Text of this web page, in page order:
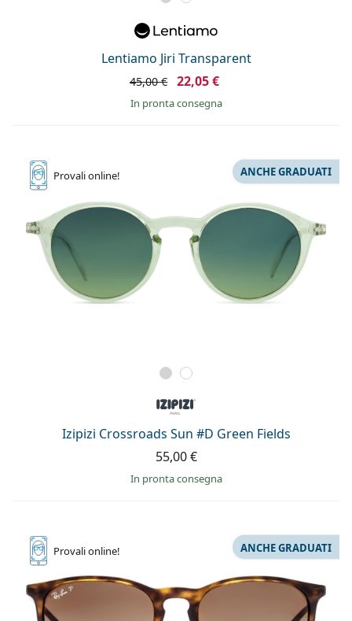
Lentiamo Jiri Transparent
45,00 € 22,05 €
in pronta consegna
Provalionline!
Izipizi Crossroads Sun #D Green Fields
ANCHE GRADUATI
55,00 €
in pronta consegna
Provalionline! ANCHE GRADUATI